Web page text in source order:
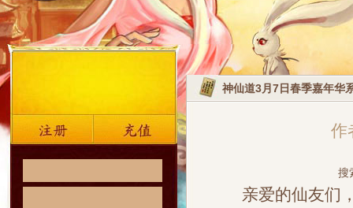
神仙道3月7日春季嘉年华
作
搜
亲爱的仙友们，